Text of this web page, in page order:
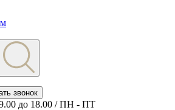
звонок
до 18.00 / ПН - ПТ